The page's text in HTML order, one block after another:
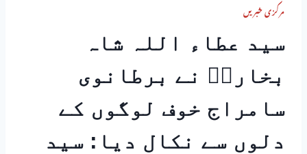
مرکزی خبریں
سید عطاء اللہ شاہ
بخاریؒ نے برطانوی
سامراج خوف لوگوں کے
دلوں سے نکال دیا: سید